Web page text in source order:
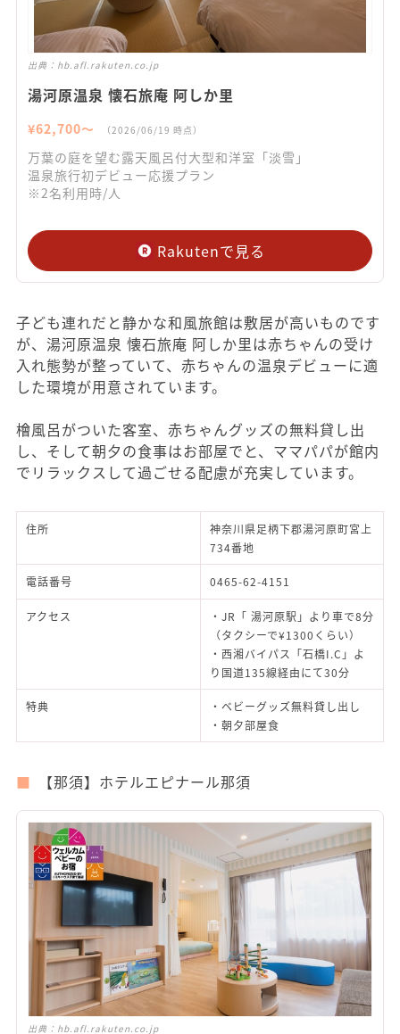
出典： hb.afl.rakuten.co.jp
湯河原温泉 懐石旅庵 阿しか里
¥62,700〜 （2026/06/19 時点）
万葉の庭を望む露天風呂付大型和洋室「淡雪」
温泉旅行初デビュー応援プラン
※2名利用時/人
Rakutenで見る
子ども連れだと静かな和風旅館は敷居が高いものです
が、湯河原温泉 懐石旅庵 阿しか里は赤ちゃんの受け
入れ態勢が整っていて、赤ちゃんの温泉デビューに適
した環境が用意されています。
檜風呂がついた客室、赤ちゃんグッズの無料貸し出
し、そして朝夕の食事はお部屋でと、ママパパが館内
でリラックスして過ごせる配慮が充実しています。
住所
神奈川県足柄下郡湯河原町宮上
734番地
電話番号 0465-62-4151
アクセス
・JR「 湯河原駅」より車で8分
（タクシーで¥1300くらい）
・西湘バイパス「石橋I.C」よ
り国道135線経由にて30分
特典
・ベビーグッズ無料貸し出し
・朝夕部屋食
【那須】ホテルエピナール那須
出典： hb.afl.rakuten.co.jp